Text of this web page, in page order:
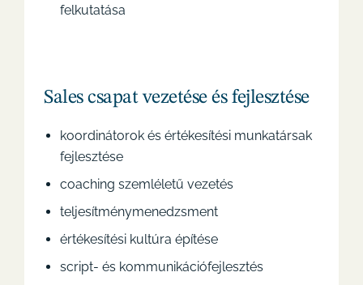
felkutatása
Sales csapat vezetése és fejlesztése
koordinátorok és értékesítési munkatársak
fejlesztése
coaching szemléletű vezetés
teljesítménymenedzsment
értékesítési kultúra építése
script- és kommunikációfejlesztés